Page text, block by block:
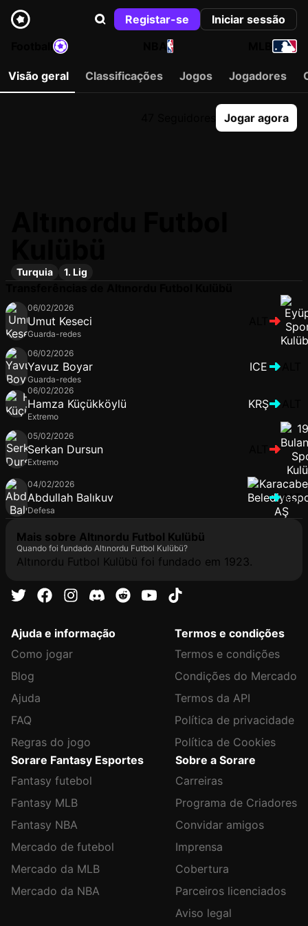
Registar-se
Iniciar sessão
NBA
Visão geral Classificações Jogos Jogadores
Jogar agora
Turquia 1. Lig
06/02/2026
Umut Keseci
Guarda-redes
06/02/2026
Yavuz Boyar
Guarda-redes
ICE
06/02/2026
Hamza Küçükköylü
Extremo
KRŞ
05/02/2026
Serkan Dursun
Extremo
04/02/2026
Abdullah Balıkuv
Defesa
ALT
Mais sobre Altınordu Futbol Kulübü
Quando foi fundado Altınordu Futbol Kulübü?
Altınordu Futbol Kulübü foi fundado em 1923.
Ajuda e informação
Como jogar
Blog
Ajuda
FAQ
Regras do jogo
Termos e condições
Termos e condições
Condições do Mercado
Termos da API
Política de privacidade
Política de Cookies
Sorare Fantasy Esportes
Fantasy futebol
Fantasy MLB
Fantasy NBA
Mercado de futebol
Mercado da MLB
Mercado da NBA
Sobre a Sorare
Carreiras
Programa de Criadores
Convidar amigos
Imprensa
Cobertura
Parceiros licenciados
Aviso legal